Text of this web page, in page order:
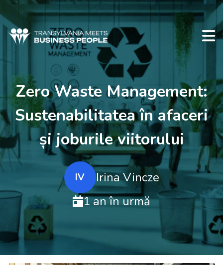
Zero Waste Management:
Sustenabilitatea în afaceri
și joburile viitorului
IV
Irina Vincze
1 an în urmă